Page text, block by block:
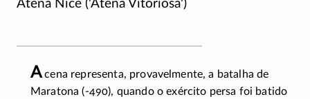
Atena Nice ('Atena Vitoriosa')
Acena representa, provavelmente, a batalha de
Maratona(-490), quando o exército persa foi batido